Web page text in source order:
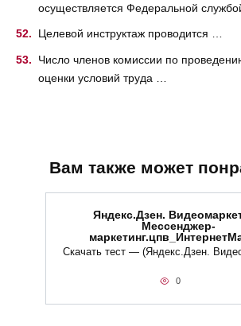
осуществляется Федеральной
Целевой инструктаж проводится …
Число членов комиссии по
оценки условий труда …
Вам также может
Яндекс.Дзен.
Мессенджер-
Скачать тест — (Яндекс.Дзен.
0